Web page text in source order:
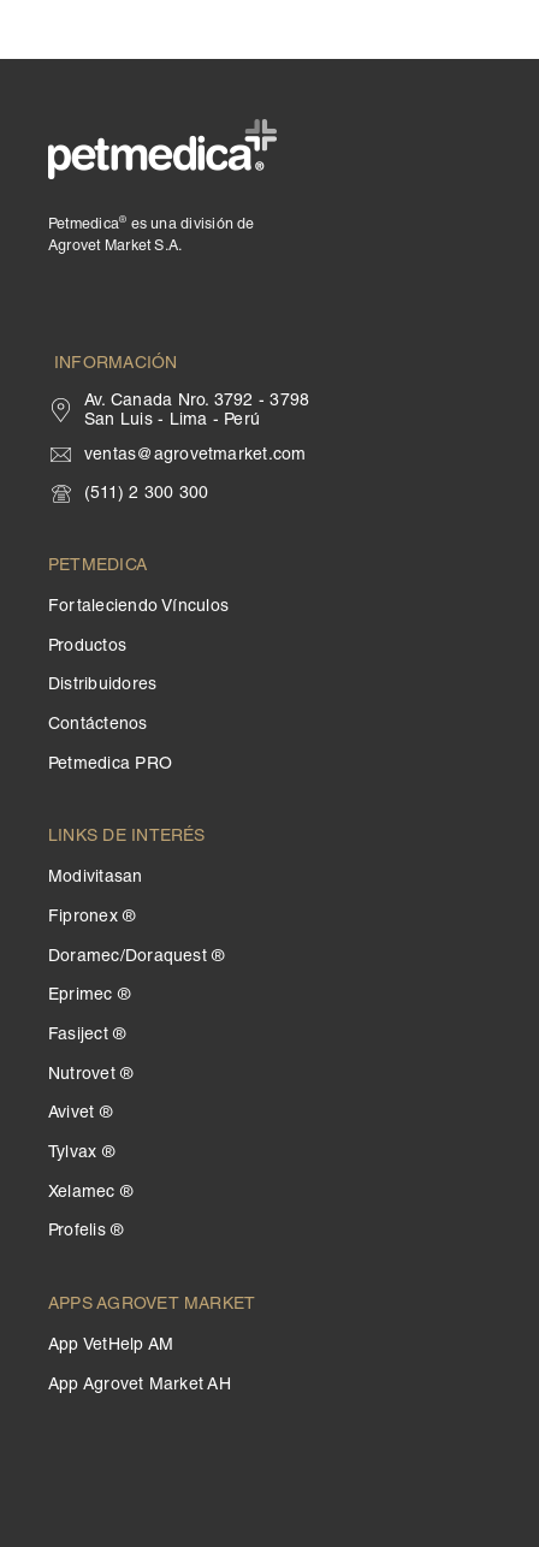
Petmedica® es una división de
Agrovet Market S.A.
INFORMACIÓN
Av. Canada Nro. 3792 - 3798
San Luis - Lima - Perú
ventas@agrovetmarket.com
(511) 2 300 300
PETMEDICA
Fortaleciendo Vínculos
Productos
Distribuidores
Contáctenos
Petmedica PRO
LINKS DE INTERÉS
Modivitasan
Fipronex ®
Doramec/Doraquest ®
Eprimec ®
Fasiject ®
Nutrovet ®
Avivet ®
Tylvax ®
Xelamec ®
Profelis ®
APPS AGROVET MARKET
App VetHelp AM
App Agrovet Market AH